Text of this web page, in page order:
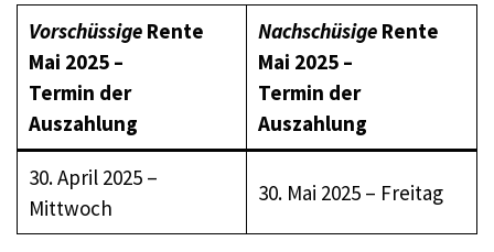
VorschüssigeRente
Mai 2025 –
Termin der
Auszahlung
NachschüsigeRente
Mai 2025–
Termin der
Auszahlung
30. April 2025 –
Mittwoch
30. Mai 2025 – Freitag